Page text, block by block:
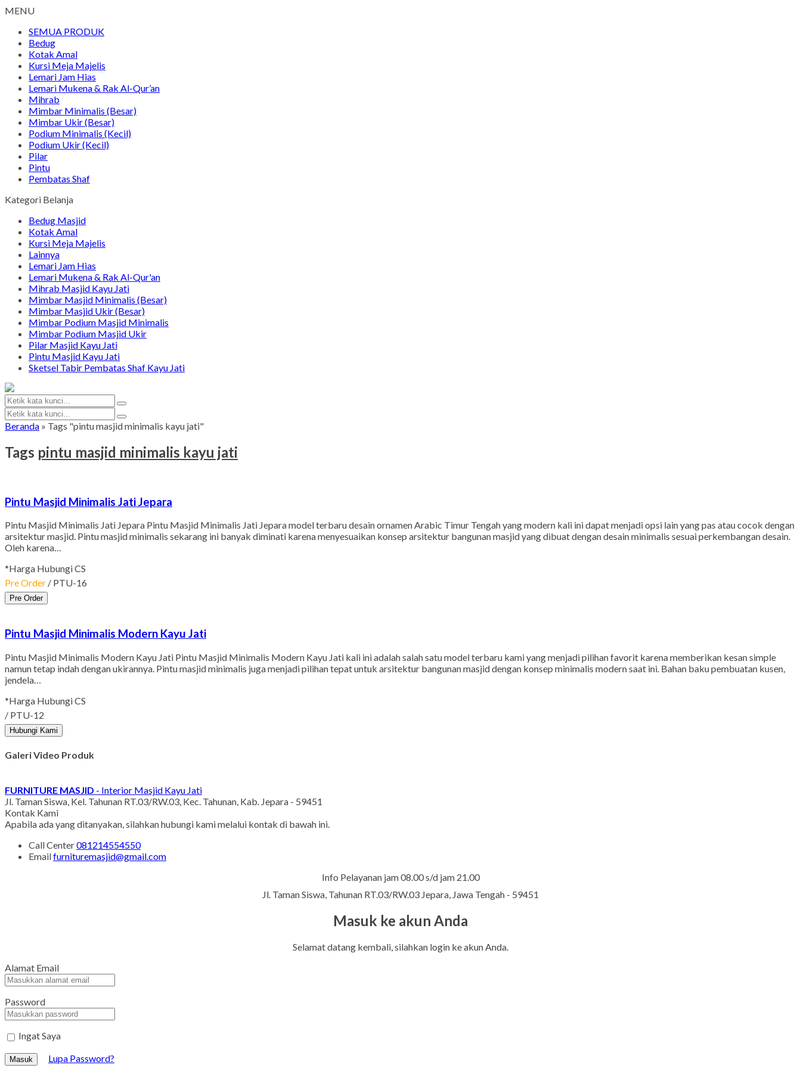
MENU
SEMUA PRODUK
Bedug
Kotak Amal
Kursi Meja Majelis
Lemari Jam Hias
Lemari Mukena & Rak Al-Qur’an
Mihrab
Mimbar Minimalis (Besar)
Mimbar Ukir (Besar)
Podium Minimalis (Kecil)
Podium Ukir (Kecil)
Pilar
Pintu
Pembatas Shaf
Kategori Belanja
Bedug Masjid
Kotak Amal
Kursi Meja Majelis
Lainnya
Lemari Jam Hias
Lemari Mukena & Rak Al-Qur'an
Mihrab Masjid Kayu Jati
Mimbar Masjid Minimalis (Besar)
Mimbar Masjid Ukir (Besar)
Mimbar Podium Masjid Minimalis
Mimbar Podium Masjid Ukir
Pilar Masjid Kayu Jati
Pintu Masjid Kayu Jati
Sketsel Tabir Pembatas Shaf Kayu Jati
Beranda » Tags "pintu masjid minimalis kayu jati"
Tags pintu masjid minimalis kayu jati
Pintu Masjid Minimalis Jati Jepara
Pintu Masjid Minimalis Jati Jepara Pintu Masjid Minimalis Jati Jepara model terbaru desain ornamen Arabic Timur Tengah yang modern kali ini dapat menjadi opsi lain yang pas atau cocok dengan
arsitektur masjid. Pintu masjid minimalis sekarang ini banyak diminati karena menyesuaikan konsep arsitektur bangunan masjid yang dibuat dengan desain minimalis sesuai perkembangan desain.
Oleh karena…
*Harga Hubungi CS
Pre Order / PTU-16
Pre Order
Pintu Masjid Minimalis Modern Kayu Jati
Pintu Masjid Minimalis Modern Kayu Jati Pintu Masjid Minimalis Modern Kayu Jati kali ini adalah salah satu model terbaru kami yang menjadi pilihan favorit karena memberikan kesan simple
namun tetap indah dengan ukirannya. Pintu masjid minimalis juga menjadi pilihan tepat untuk arsitektur bangunan masjid dengan konsep minimalis modern saat ini. Bahan baku pembuatan kusen,
jendela…
*Harga Hubungi CS
/ PTU-12
Hubungi Kami
Galeri Video Produk
FURNITURE MASJID - Interior Masjid Kayu Jati
Jl. Taman Siswa, Kel. Tahunan RT.03/RW.03, Kec. Tahunan, Kab. Jepara - 59451
Kontak Kami
Apabila ada yang ditanyakan, silahkan hubungi kami melalui kontak di bawah ini.
Call Center081214554550
Emailfurnituremasjid@gmail.com
Info Pelayanan jam 08.00 s/d jam 21.00
Jl. Taman Siswa, Tahunan RT.03/RW.03 Jepara, Jawa Tengah - 59451
Masuk ke akun Anda
Selamat datang kembali, silahkan login ke akun Anda.
Alamat Email
Password
Ingat Saya
Masuk Lupa Password?